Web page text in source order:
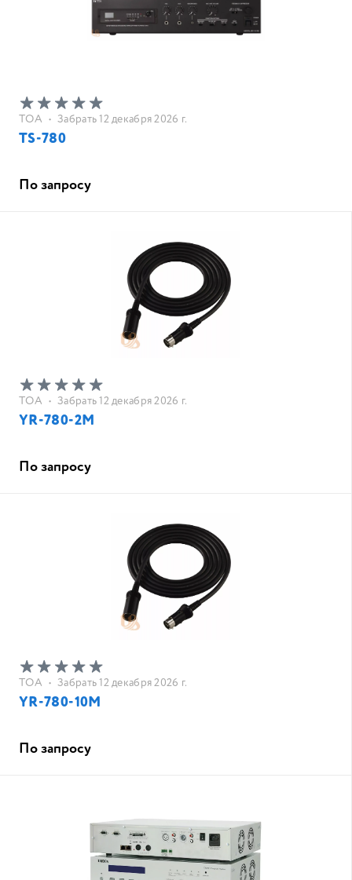
TOA • Забрать 12 декабря 2026 г.
TS-780
По запросу
TOA • Забрать 12 декабря 2026 г.
YR-780-2M
По запросу
TOA • Забрать 12 декабря 2026 г.
YR-780-10M
По запросу